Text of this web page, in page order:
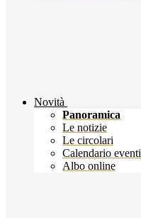
Novità
Panoramica
Le notizie
Le circolari
Calendario eventi
Albo online